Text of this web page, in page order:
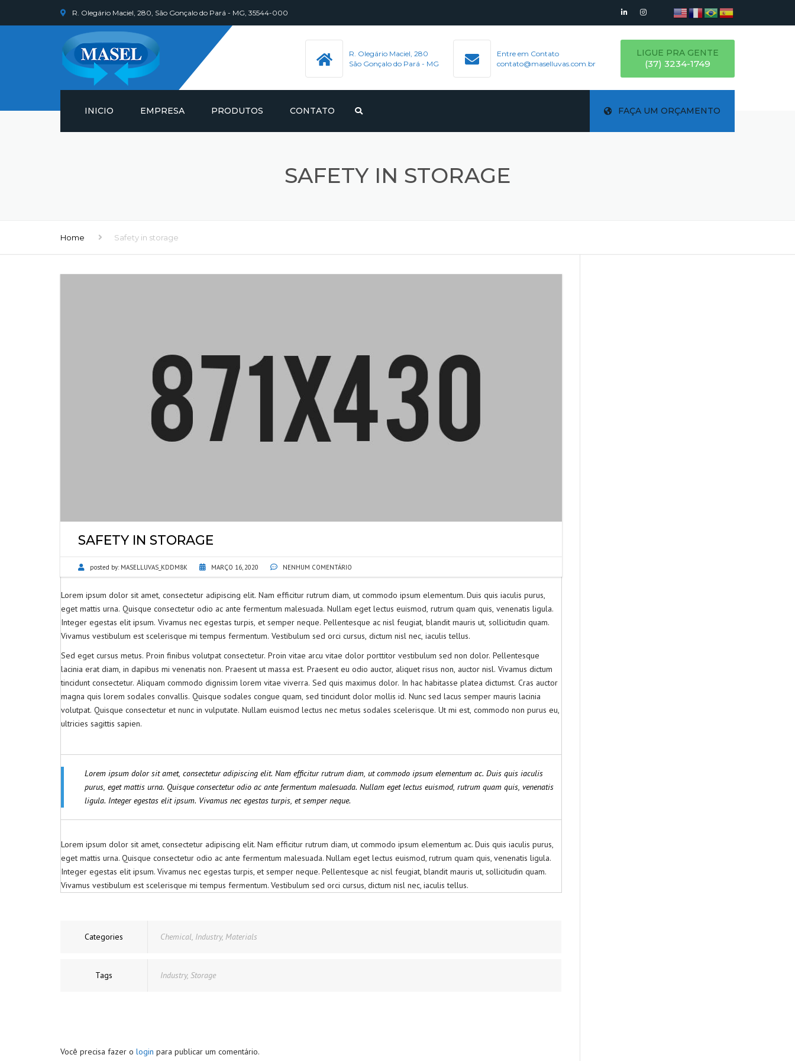
R. Olegário Maciel, 280, São Gonçalo do Pará - MG, 35544-000
R. Olegário Maciel, 280
São Gonçalo do Pará - MG
Entre em Contato
contato@maselluvas.com.br
LIGUE PRA GENTE
(37) 3234-1749
FAÇA UM ORÇAMENTO
INICIO EMPRESA PRODUTOS CONTATO
SAFETY IN STORAGE
Home Safety in storage
SAFETY IN STORAGE
posted by: MASELLUVAS_KDDM8K MARÇO 16, 2020 NENHUM COMENTÁRIO
Lorem ipsum dolor sit amet, consectetur adipiscing elit. Nam efficitur rutrum diam, ut commodo ipsum elementum. Duis quis iaculis purus,
eget mattis urna. Quisque consectetur odio ac ante fermentum malesuada. Nullam eget lectus euismod, rutrum quam quis, venenatis ligula.
Integer egestas elit ipsum. Vivamus nec egestas turpis, et semper neque. Pellentesque ac nisl feugiat, blandit mauris ut, sollicitudin quam.
Vivamus vestibulum est scelerisque mi tempus fermentum. Vestibulum sed orci cursus, dictum nisl nec, iaculis tellus.
Sed eget cursus metus. Proin finibus volutpat consectetur. Proin vitae arcu vitae dolor porttitor vestibulum sed non dolor. Pellentesque
lacinia erat diam, in dapibus mi venenatis non. Praesent ut massa est. Praesent eu odio auctor, aliquet risus non, auctor nisl. Vivamus dictum
tincidunt consectetur. Aliquam commodo dignissim lorem vitae viverra. Sed quis maximus dolor. In hac habitasse platea dictumst. Cras auctor
magna quis lorem sodales convallis. Quisque sodales congue quam, sed tincidunt dolor mollis id. Nunc sed lacus semper mauris lacinia
volutpat. Quisque consectetur et nunc in vulputate. Nullam euismod lectus nec metus sodales scelerisque. Ut mi est, commodo non purus eu,
ultricies sagittis sapien.
Lorem ipsum dolor sit amet, consectetur adipiscing elit. Nam efficitur rutrum diam, ut commodo ipsum elementum ac. Duis quis iaculis
purus, eget mattis urna. Quisque consectetur odio ac ante fermentum malesuada. Nullam eget lectus euismod, rutrum quam quis, venenatis
ligula. Integer egestas elit ipsum. Vivamus nec egestas turpis, et semper neque.
Lorem ipsum dolor sit amet, consectetur adipiscing elit. Nam efficitur rutrum diam, ut commodo ipsum elementum ac. Duis quis iaculis purus,
eget mattis urna. Quisque consectetur odio ac ante fermentum malesuada. Nullam eget lectus euismod, rutrum quam quis, venenatis ligula.
Integer egestas elit ipsum. Vivamus nec egestas turpis, et semper neque. Pellentesque ac nisl feugiat, blandit mauris ut, sollicitudin quam.
Vivamus vestibulum est scelerisque mi tempus fermentum. Vestibulum sed orci cursus, dictum nisl nec, iaculis tellus.
Categories Chemical, Industry, Materials
Tags Industry, Storage
Você precisa fazer o login para publicar um comentário.